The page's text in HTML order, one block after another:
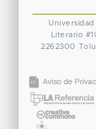
Literario
2262300